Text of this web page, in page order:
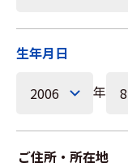
生年月日
年
ご住所・所在地